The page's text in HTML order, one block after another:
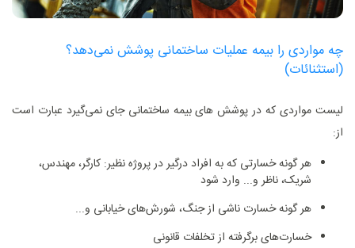
چه مواردی را بیمه عملیات ساختمانی پوشش نمی‌دهد؟
(استثنائات)
لیست مواردی که در پوشش های بیمه ساختمانی جای نمی‌گیرد عبارت است
از:
هر گونه خسارتی که به افراد درگیر در پروژه نظیر: کارگر، مهندس،
شریک، ناظر و... وارد شود
هر گونه خسارت ناشی از جنگ، شورش‌های خیابانی و...
خسارت‌های برگرفته از تخلفات قانونی